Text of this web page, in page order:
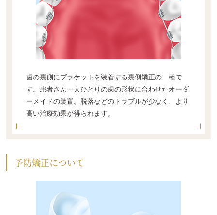
歯の裏側にブラケットを装着する裏側矯正の一種で
す。患者さん一人ひとりの歯の形状に合わせたオーダ
ーメイドの装置。脱落などのトラブルが少なく、より
高い治療効果が得られます。
予防矯正について